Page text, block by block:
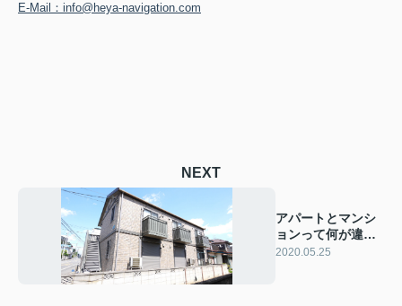
E-Mail：info@heya-navigation.com
NEXT
アパートとマンシ
ョンって何が違う
の！？どちらを選
2020.05.25